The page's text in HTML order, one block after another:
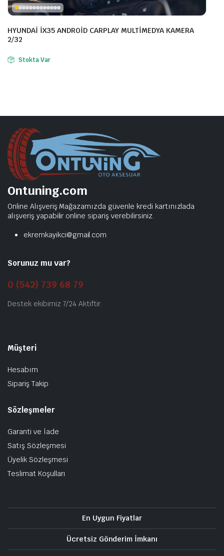
HYUNDAİ İX35 ANDROİD CARPLAY MULTİMEDYA KAMERA
2/32
Stokta Var
Ontuning.com
Online Alışveriş Mağazamızda güvenle kredi kartınızlada
alışveriş yapabilir online sipariş verebilirsiniz.
ekremkayikci@gmail.com
Sorunuz mu var?
0 (542) 739 68 79
Destek ekibimiz 7/24 Aktiftir.
Müşteri
Hesabım
Sipariş Takip
Sözleşmeler
Garanti ve İade
Satış Sözleşmesi
Üyelik Sözleşmesi
Teslimat Koşulları
En Uygun Fiyatlar
Ücretsiz Gönderim İmkanı